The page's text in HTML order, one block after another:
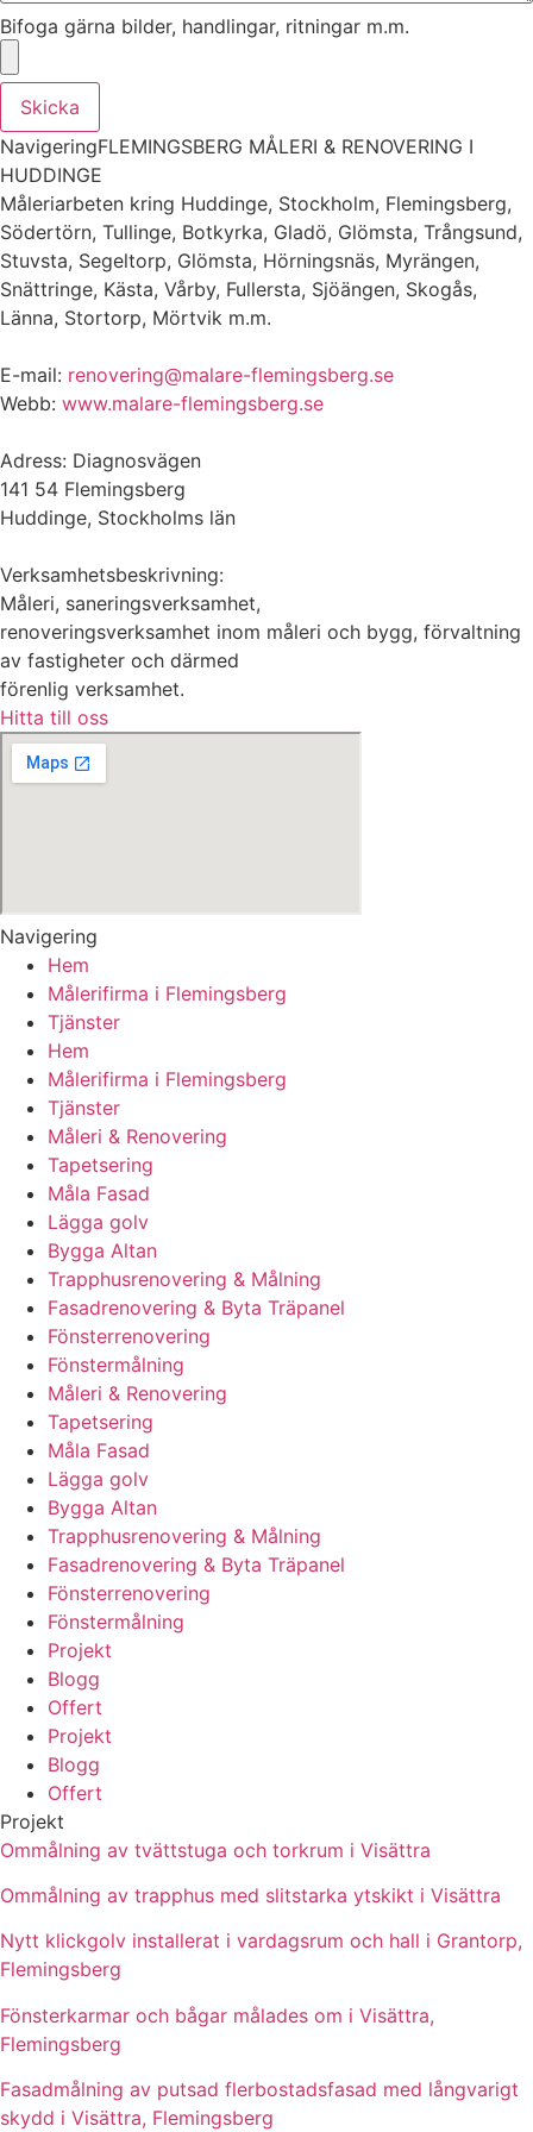
Bifoga gärna bilder, handlingar, ritningar m.m.
Skicka
NavigeringFLEMINGSBERG MÅLERI & RENOVERING I
HUDDINGE
Måleriarbeten kring Huddinge, Stockholm, Flemingsberg,
Södertörn, Tullinge, Botkyrka, Gladö, Glömsta, Trångsund,
Stuvsta, Segeltorp, Glömsta, Hörningsnäs, Myrängen,
Snättringe, Kästa, Vårby, Fullersta, Sjöängen, Skogås,
Länna, Stortorp, Mörtvik m.m.
E-mail: renovering@malare-flemingsberg.se
Webb: www.malare-flemingsberg.se
Adress: Diagnosvägen
141 54 Flemingsberg
Huddinge, Stockholms län
Verksamhetsbeskrivning:
Måleri, saneringsverksamhet,
renoveringsverksamhet inom måleri och bygg, förvaltning
av fastigheter och därmed
förenlig verksamhet.
Hitta till oss
Navigering
Hem
Målerifirma i Flemingsberg
Tjänster
Hem
Målerifirma i Flemingsberg
Tjänster
Måleri & Renovering
Tapetsering
Måla Fasad
Lägga golv
Bygga Altan
Trapphusrenovering & Målning
Fasadrenovering & Byta Träpanel
Fönsterrenovering
Fönstermålning
Måleri & Renovering
Tapetsering
Måla Fasad
Lägga golv
Bygga Altan
Trapphusrenovering & Målning
Fasadrenovering & Byta Träpanel
Fönsterrenovering
Fönstermålning
Projekt
Blogg
Offert
Projekt
Blogg
Offert
Projekt
Ommålning av tvättstuga och torkrum i Visättra
Ommålning av trapphus med slitstarka ytskikt i Visättra
Nytt klickgolv installerat i vardagsrum och hall i Grantorp,
Flemingsberg
Fönsterkarmar och bågar målades om i Visättra,
Flemingsberg
Fasadmålning av putsad flerbostadsfasad med långvarigt
skydd i Visättra, Flemingsberg